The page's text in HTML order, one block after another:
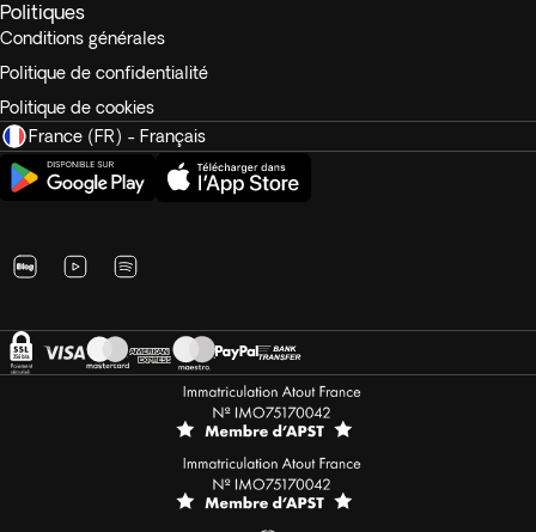
Politiques
Conditions générales
Politique de confidentialité
Politique de cookies
France (FR) - Français